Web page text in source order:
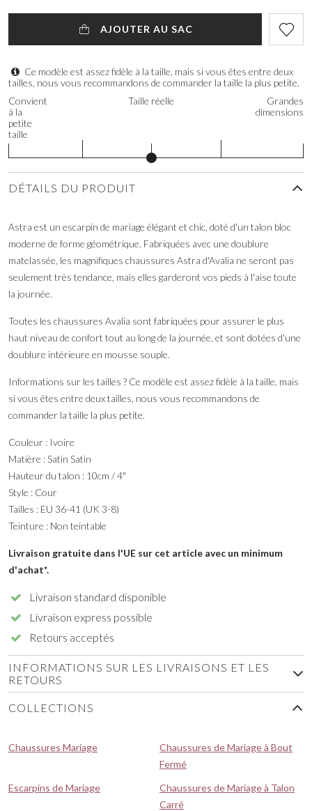
AJOUTER AU SAC
Ce modèle est assez fidèle à la taille, mais si vous êtes entre deux
tailles, nous vous recommandons de commander la taille la plus petite.
Convient
à la
petite
taille
Taille réelle
Grandes
dimensions
DÉTAILS DU PRODUIT
Astra est un escarpin de mariage élégant et chic, doté d'un talon bloc
moderne de forme géométrique. Fabriquées avec une doublure
matelassée, les magnifiques chaussures Astra d'Avalia ne seront pas
seulement très tendance, mais elles garderont vos pieds à l'aise toute
la journée.
Toutes les chaussures Avalia sont fabriquées pour assurer le plus
haut niveau de confort tout au long de la journée, et sont dotées d'une
doublure intérieure en mousse souple.
Informations sur les tailles ? Ce modèle est assez fidèle à la taille, mais
si vous êtes entre deux tailles, nous vous recommandons de
commander la taille la plus petite.
Couleur : Ivoire
Matière : Satin Satin
Hauteur du talon : 10cm / 4"
Style : Cour
Tailles : EU 36-41 (UK 3-8)
Teinture : Non teintable
Livraison gratuite dans l'UE sur cet article avec un minimum
d'achat*.
Livraison standard disponible
Livraison express possible
Retours acceptés
INFORMATIONS SUR LES LIVRAISONS ET LES
RETOURS
COLLECTIONS
Chaussures Mariage
Chaussures de Mariage à Bout
Fermé
Escarpins de Mariage
Chaussures de Mariage à Talon
Carré